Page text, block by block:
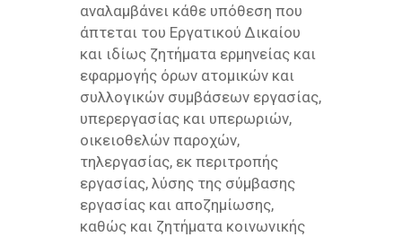
αναλαμβάνει κάθε υπόθεση που
άπτεται του Εργατικού Δικαίου
και ιδίως ζητήματα ερμηνείας και
εφαρμογής όρων ατομικών και
συλλογικών συμβάσεων εργασίας,
υπερεργασίας και υπερωριών,
οικειοθελών παροχών,
τηλεργασίας, εκ περιτροπής
εργασίας, λύσης της σύμβασης
εργασίας και αποζημίωσης,
καθώς και ζητήματα κοινωνικής